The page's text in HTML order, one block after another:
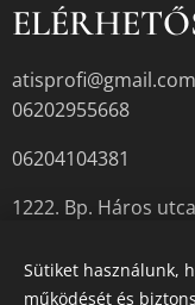
atisprofi@gmail.com
06202955668
06204104381
1222. Bp. Háros
Sütiket használunk,
működését és